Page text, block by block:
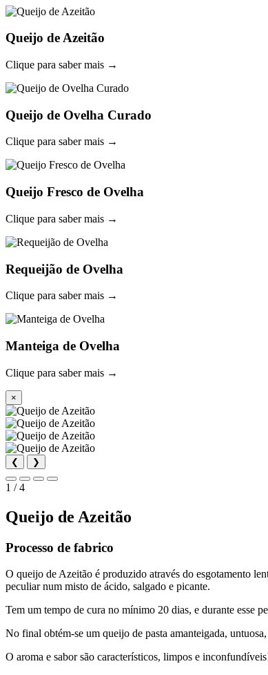
Queijo de Azeitão
Clique para saber mais →
Queijo de Ovelha Curado
Clique para saber mais →
Queijo Fresco de Ovelha
Clique para saber mais →
Requeijão de Ovelha
Clique para saber mais →
Manteiga de Ovelha
Clique para saber mais →
×
❮ ❯
1 / 4
Queijo de Azeitão
Processo de fabrico
O queijo de Azeitão é produzido através do esgotamento
peculiar num misto de ácido, salgado e picante.
Tem um tempo de cura no mínimo 20 dias, e durante esse
No final obtém-se um queijo de pasta amanteigada,
O aroma e sabor são característicos, limpos e